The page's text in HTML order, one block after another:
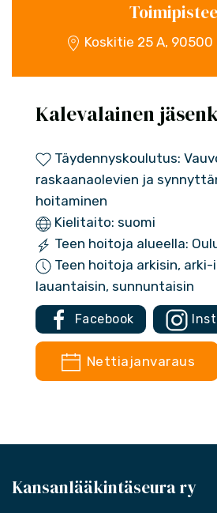
Koskitie 25 A, 90500
Kalevalainen
Täydennyskoulutus:
raskaanaolevien ja
hoitaminen
Kielitaito: suomi
Teen hoitoja alueella:
Teen hoitoja arkisin,
lauantaisin, sunnuntaisin
Facebook
Nettiajanvaraus
Kansanlääkintäseura ry